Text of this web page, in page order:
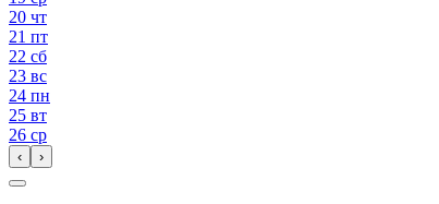
20 чт
21 пт
22 сб
23 вс
24 пн
25 вт
26 ср
‹ ›